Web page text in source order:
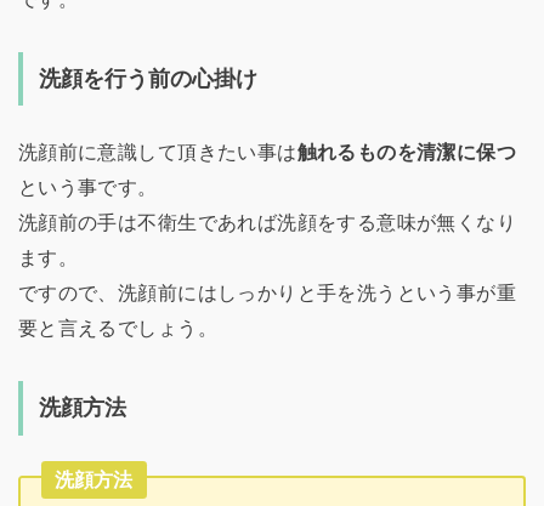
洗顔を行う前の心掛け
洗顔前に意識して頂きたい事は触れるものを清潔に保つ
という事です。
洗顔前の手は不衛生であれば洗顔をする意味が無くなり
ます。
ですので、洗顔前にはしっかりと手を洗うという事が重
要と言えるでしょう。
洗顔方法
洗顔方法